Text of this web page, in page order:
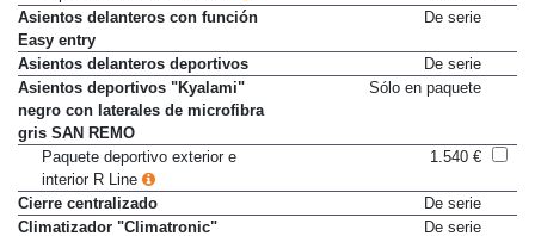
Tapicería de cuero "Vienna"
2.250 €
Asientos delanteros con función
Easy entry
Asientos delanteros deportivos
De serie
Asientos deportivos "Kyalami"
negro con laterales de microfibra
gris SAN REMO
Paquete deportivo exterior e
interior R Line
Cierre centralizado
De serie